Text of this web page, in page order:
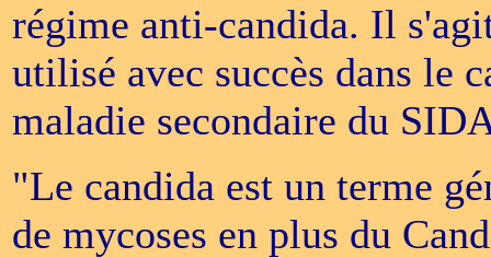
régime anti-candida. Il
utilisé avec succès dans le
maladie secondaire du
"Le candida est un terme
de mycoses en plus du